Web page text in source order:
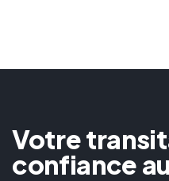
Votre
confiance